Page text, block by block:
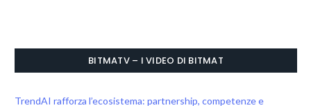
BITMATV – I VIDEO DI BITMAT
TrendAI rafforza l’ecosistema: partnership, competenze e